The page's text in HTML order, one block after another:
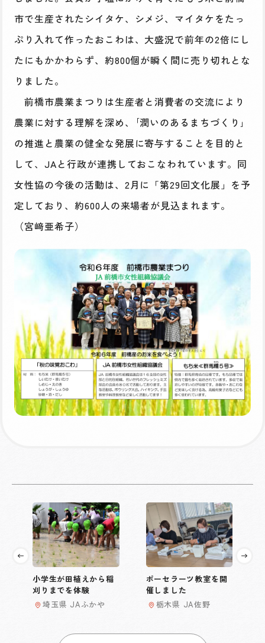
市で生産されたシイタケ、シメジ、マイタケをたっ
ぷり入れて作ったおこわは、大盛況で前年の2倍にし
たにもかかわらず、約800個が瞬く間に売り切れとな
りました。
前橋市農業まつりは生産者と消費者の交流により
農業に対する理解を深め、｢潤いのあるまちづくり｣
の推進と農業の健全な発展に寄与することを目的と
して、JAと行政が連携しておこなわれています。同
女性協の今後の活動は、2月に「第29回文化展」を予
定しており、約600人の来場者が見込まれます。
（宮﨑亜希子）
小学生が田植えから稲
刈りまでを体験
埼玉県 JAふかや
ポーセラーツ教室を開
催しました
栃木県 JA佐野